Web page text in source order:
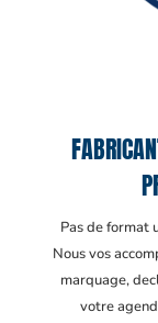
Pas de format
Nous vos
marquage,
votre